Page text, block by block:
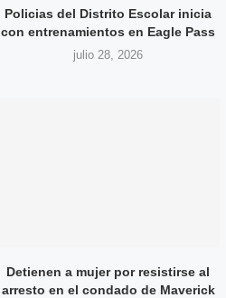
Policias del Distrito Escolar inicia
con entrenamientos en Eagle Pass
julio 28, 2026
Detienen a mujer por resistirse al
arresto en el condado de Maverick